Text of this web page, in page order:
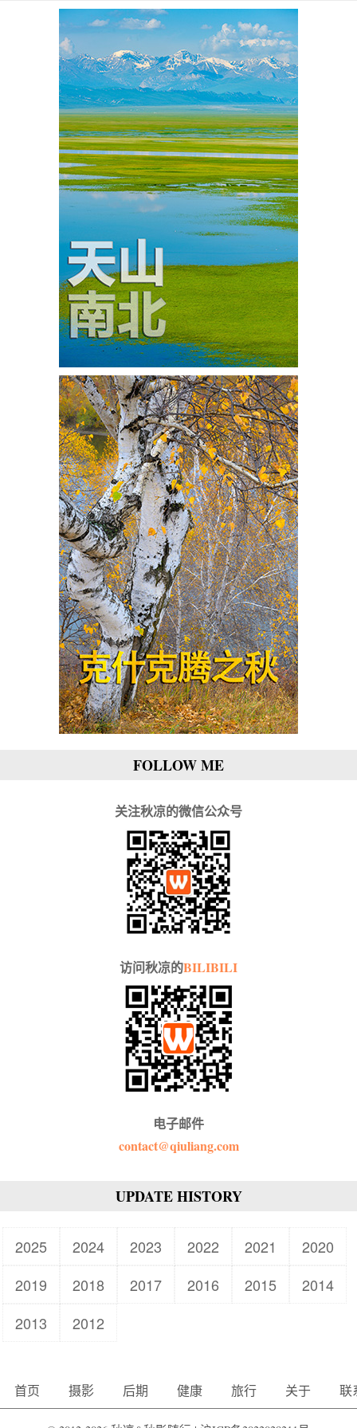
FOLLOW ME
关注秋凉的微信公众号
访问秋凉的BILIBILI
电子邮件
contact@qiuliang.com
UPDATE HISTORY
2025 2024 2023 2022 2021
2020
2019
2018 2017 2016 2015
2014
2013
2012
首页 摄影 后期 健康 旅行 关于 联